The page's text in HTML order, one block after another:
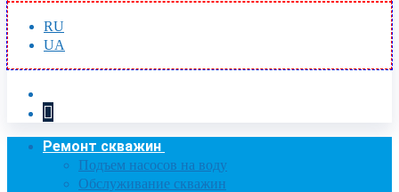
RU
UA
Ремонт скважин
Подъем насосов на воду
Обслуживание скважин